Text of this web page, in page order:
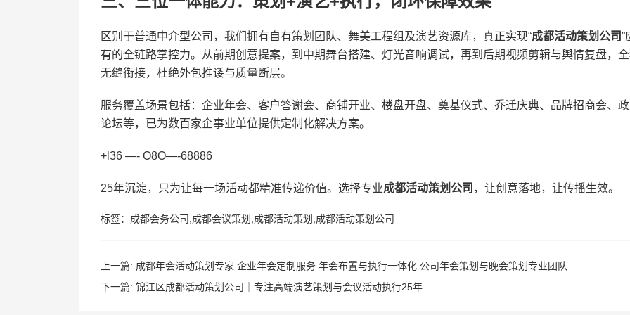
区别于普通中介型公司，我们拥有自有策划团队、舞美工程组及演艺资源库，真正实现“成都活动策划公司 ”
有的全链路掌控力。从前期创意提案，到中期舞台搭建、灯光音响调试，再到后期视频剪辑与舆情复盘，
无缝衔接，杜绝外包推诿与质量断层。
服务覆盖场景包括：企业年会、客户答谢会、商铺开业、楼盘开盘、奠基仪式、乔迁庆典、品牌招商会、
论坛等，已为数百家企事业单位提供定制化解决方案。
+l36 —- O8O—-68886
25年沉淀，只为让每一场活动都精准传递价值。选择专业成都活动策划公司 ，让创意落地，让传播生效。
标签： 成都会务公司,成都会议策划 ,成都活动策划 ,成都活动策划公司
上一篇: 成都年会活动策划专家 企业年会定制服务 年会布置与执行一体化 公司年会策划与晚会策划专业团队
下一篇: 锦江区成都活动策划公司｜专注高端演艺策划与会议活动执行25年